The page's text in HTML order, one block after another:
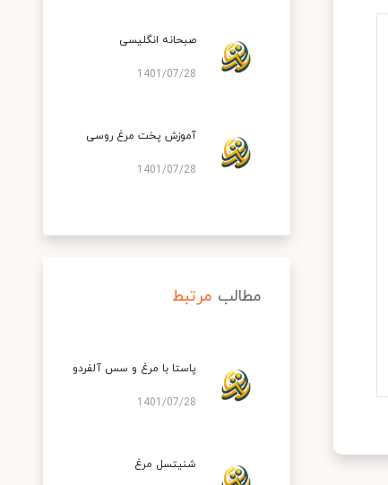
صبحانه انگلیسی
1401/07/28
آموزش پخت مرغ روسی
1401/07/28
مطالب مرتبط
پاستا با مرغ و سس آلفردو
1401/07/28
شنیتسل مرغ